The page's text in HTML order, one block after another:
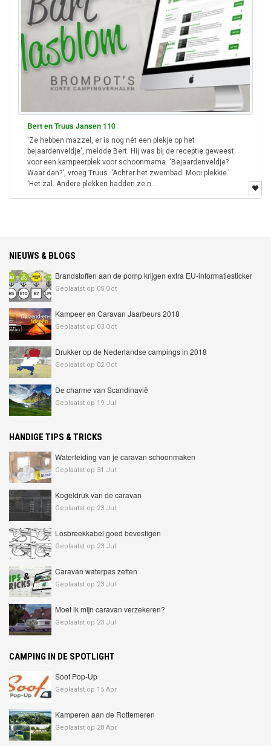
Bert en Truus Jansen 110
'Ze hebben mazzel, er is nog nét een plekje op het
bejaardenveldje', meldde Bert. Hij was bij de receptie geweest
voor een kampeerplek voor schoonmama. 'Bejaardenveldje?
Waar dan?', vroeg Truus. 'Achter het zwembad. Mooi plekkie.'
'Het zal. Andere plekken hadden ze n...
NIEUWS & BLOGS
Brandstoffen aan de pomp krijgen extra EU-informatiesticker
Geplaatst op 05 Oct
Kampeer en Caravan Jaarbeurs 2018
Geplaatst op 03 Oct
Drukker op de Nederlandse campings in 2018
Geplaatst op 02 Oct
De charme van Scandinavië
Geplaatst op 19 Jul
HANDIGE TIPS & TRICKS
Waterleiding van je caravan schoonmaken
Geplaatst op 31 Jul
Kogeldruk van de caravan
Geplaatst op 23 Jul
Losbreekkabel goed bevestigen
Geplaatst op 23 Jul
Caravan waterpas zetten
Geplaatst op 23 Jul
Moet ik mijn caravan verzekeren?
Geplaatst op 23 Jul
CAMPING IN DE SPOTLIGHT
Soof Pop-Up
Geplaatst op 15 Apr
Kamperen aan de Rottemeren
Geplaatst op 28 Apr